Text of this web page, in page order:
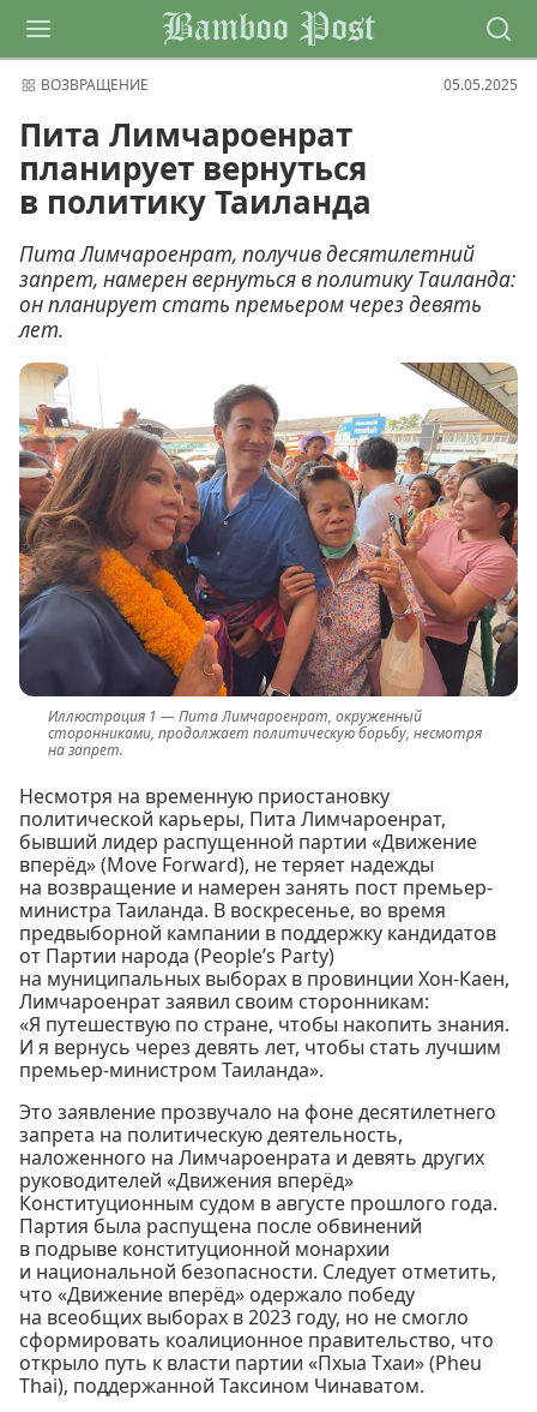
Bamboo Post
ВОЗВРАЩЕНИЕ 05.05.2025
Пита Лимчароенрат
планирует вернуться
в политику Таиланда
Пита Лимчароенрат, получив десятилетний
запрет, намерен вернуться в политику Таиланда:
он планирует стать премьером через девять
лет.
Пита Лимчароенрат, окруженный
сторонниками, продолжает политическую борьбу, несмотря
на запрет.
Несмотря на временную приостановку
политической карьеры, Пита Лимчароенрат,
бывший лидер распущенной партии «Движение
вперёд» (Move Forward), не теряет надежды
на возвращение и намерен занять пост премьер-
министра Таиланда. В воскресенье, во время
предвыборной кампании в поддержку кандидатов
от Партии народа (People’s Party)
на муниципальных выборах в провинции Хон-Каен,
Лимчароенрат заявил своим сторонникам:
«Я путешествую по стране, чтобы накопить знания.
И я вернусь через девять лет, чтобы стать лучшим
премьер-министром Таиланда».
Это заявление прозвучало на фоне десятилетнего
запрета на политическую деятельность,
наложенного на Лимчароенрата и девять других
руководителей «Движения вперёд»
Конституционным судом в августе прошлого года.
Партия была распущена после обвинений
в подрыве конституционной монархии
и национальной безопасности. Следует отметить,
что «Движение вперёд» одержало победу
на всеобщих выборах в 2023 году, но не смогло
сформировать коалиционное правительство, что
открыло путь к власти партии «Пхыа Тхаи» (Pheu
Thai), поддержанной Таксином Чинаватом.